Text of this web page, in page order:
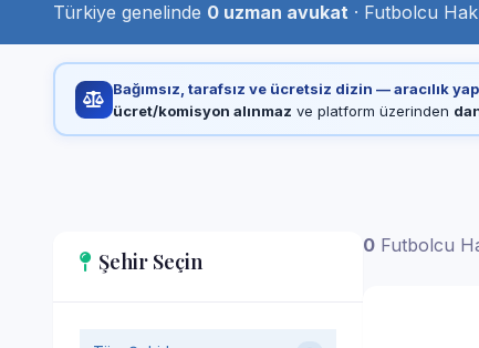
Türkiye genelinde 0 uzman avukat · Futbolcu
Bağımsız, tarafsız ve ücretsiz dizin — aracılık
ücret/komisyon alınmaz ve platform üzerinden
Şehir Seçin
0 Futbolcu